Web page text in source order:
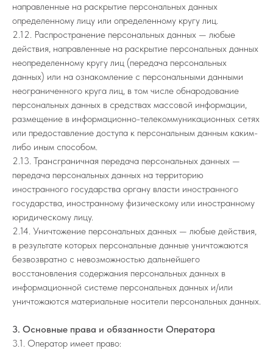
направленные на раскрытие персональных данных
определенному лицу или определенному кругу лиц.
2.12. Распространение персональных данных — любые
действия, направленные на раскрытие персональных данных
неопределенному кругу лиц (передача персональных
данных) или на ознакомление с персональными данными
неограниченного круга лиц, в том числе обнародование
персональных данных в средствах массовой информации,
размещение в информационно-телекоммуникационных сетях
или предоставление доступа к персональным данным каким-
либо иным способом.
2.13. Трансграничная передача персональных данных —
передача персональных данных на территорию
иностранного государства органу власти иностранного
государства, иностранному физическому или иностранному
юридическому лицу.
2.14. Уничтожение персональных данных — любые действия,
в результате которых персональные данные уничтожаются
безвозвратно с невозможностью дальнейшего
восстановления содержания персональных данных в
информационной системе персональных данных и/или
уничтожаются материальные носители персональных данных.
3. Основные права и обязанности Оператора
3.1. Оператор имеет право: